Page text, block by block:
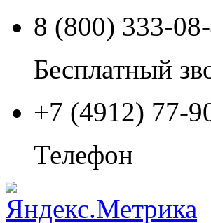
8 (800) 333-
Бесплатный
+7 (4912) 77-
Телефон